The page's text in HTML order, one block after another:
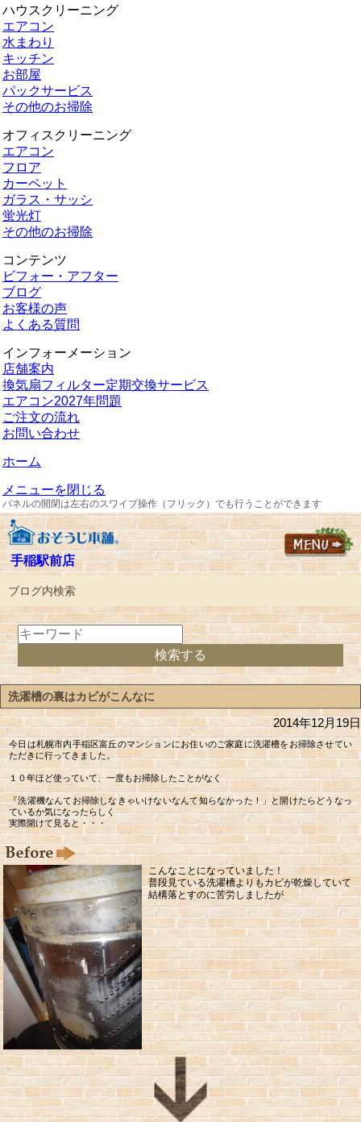
ハウスクリーニング
エアコン
水まわり
キッチン
お部屋
パックサービス
その他のお掃除
オフィスクリーニング
エアコン
フロア
カーペット
ガラス・サッシ
蛍光灯
その他のお掃除
コンテンツ
ビフォー・アフター
ブログ
お客様の声
よくある質問
インフォーメーション
店舗案内
換気扇フィルター定期交換サービス
エアコン2027年問題
ご注文の流れ
お問い合わせ
ホーム
メニューを閉じる
パネルの開閉は左右のスワイプ操作（フリック）でも行うことができます
手稲駅前店
ブログ内検索
洗濯槽の裏はカビがこんなに
2014年12月19日
今日は札幌市内手稲区富丘のマンションにお住いのご家庭に洗濯槽をお掃除させてい
ただきに行ってきました。
１０年ほど使っていて、一度もお掃除したことがなく
『洗濯機なんてお掃除しなきゃいけないなんて知らなかった！」と開けたらどうなっ
ているか気になったらしく
実際開けて見ると・・・
こんなことになっていました！
普段見ている洗濯槽よりもカビが乾燥していて
結構落とすのに苦労しましたが